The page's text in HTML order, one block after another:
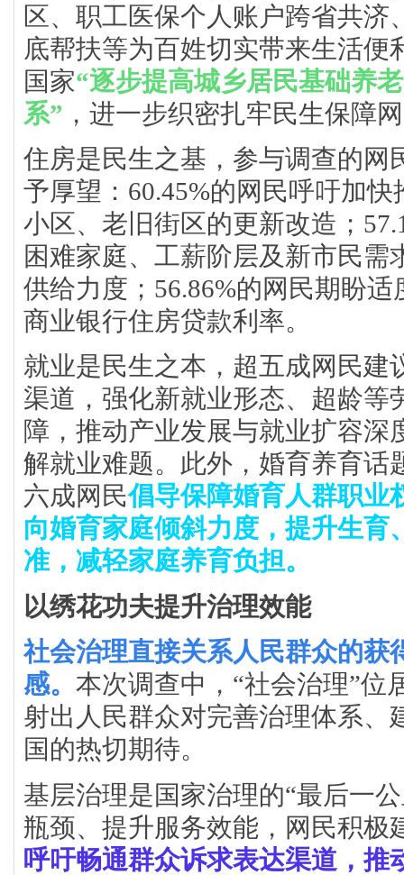
区、职工医保个人账户跨省共济
底帮扶等为百姓切实带来生活便
国家“逐步提高城乡居民基础养
系” ，进一步织密扎牢民生保障
住房是民生之基，参与调查的网
予厚望：60.45%的网民呼吁加
小区、老旧街区的更新改造；
困难家庭、工薪阶层及新市民需
供给力度；56.86%的网民期盼
商业银行住房贷款利率。
就业是民生之本，超五成网民建
渠道，强化新就业形态、超龄等
障，推动产业发展与就业扩容深
解就业难题。此外，婚育养育话
六成网民倡导保障婚育人群职业
向婚育家庭倾斜力度，提升生育
准，减轻家庭养育负担。
以绣花功夫提升治理效能
社会治理直接关系人民群众的获
感。 本次调查中，“社会治理”位
射出人民群众对完善治理体系、
国的热切期待。
基层治理是国家治理的“最后一
瓶颈、提升服务效能，网民积极
呼吁畅通群众诉求表达渠道，推